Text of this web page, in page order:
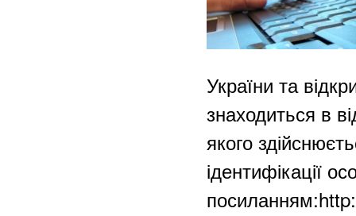
України та
знаходиться в
якого
ідентифікації